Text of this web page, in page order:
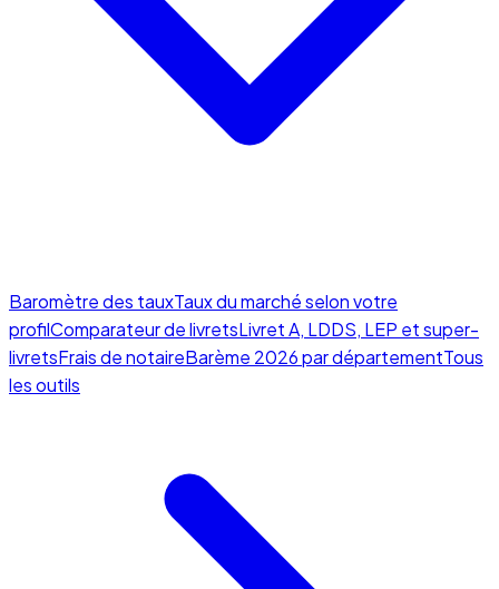
Baromètre des tauxTaux du marché selon votre
profilComparateur de livretsLivret A, LDDS, LEP et super-
livretsFrais de notaireBarème 2026 par départementTous
les outils